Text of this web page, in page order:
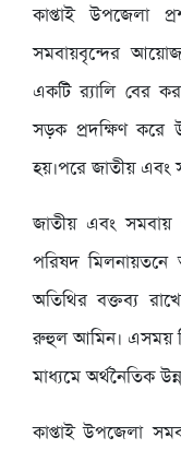
কাপ্তাই উপজেলা
সমবায়বৃন্দের
একটি র‍্যালি বের
সড়ক প্রদক্ষিণ করে
হয়।পরে জাতীয় এবং
জাতীয় এবং সমবায়
পরিষদ
অতিথির বক্তব্য
রুহুল আমিন। এসময়
মাধ্যমে অর্থনৈতিক
কাপ্তাই উপজেলা